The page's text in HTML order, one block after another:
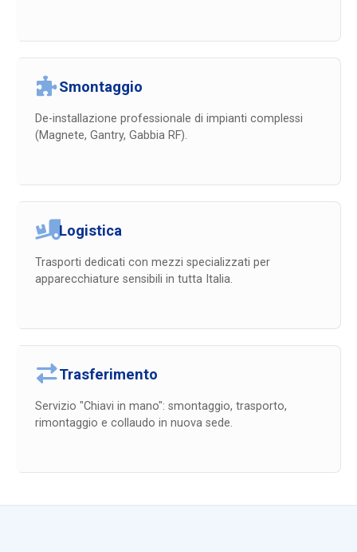
Smontaggio
De-installazione professionale di impianti complessi
(Magnete, Gantry, Gabbia RF).
Logistica
Trasporti dedicati con mezzi specializzati per
apparecchiature sensibili in tutta Italia.
Trasferimento
Servizio "Chiavi in mano": smontaggio, trasporto,
rimontaggio e collaudo in nuova sede.